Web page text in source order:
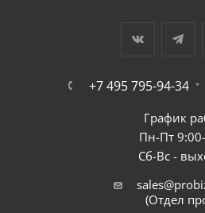
+7 495 795-94-34
График
Пн-Пт
Сб-Вс -
(Отдел